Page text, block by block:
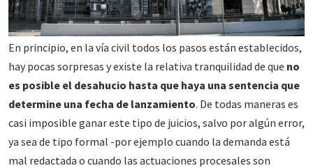
En principio, en la vía civil todos los pasos están establecidos,
hay pocas sorpresas y existe la relativa tranquilidad de que no
es posible el desahucio hasta que haya una sentencia que
determine una fecha de lanzamiento. De todas maneras es
casi imposible ganar este tipo de juicios, salvo por algún error,
ya sea de tipo formal -por ejemplo cuando la demanda está
mal redactada o cuando las actuaciones procesales son